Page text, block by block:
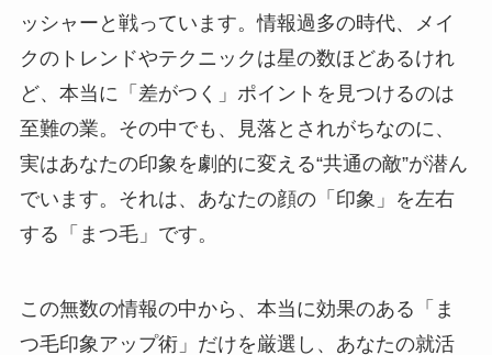
ッシャーと戦っています。情報過多の時代、メイ
クのトレンドやテクニックは星の数ほどあるけれ
ど、本当に「差がつく」ポイントを見つけるのは
至難の業。その中でも、見落とされがちなのに、
実はあなたの印象を劇的に変える“共通の敵”が潜ん
でいます。それは、あなたの顔の「印象」を左右
する「まつ毛」です。
この無数の情報の中から、本当に効果のある「ま
つ毛印象アップ術」だけを厳選し、あなたの就活